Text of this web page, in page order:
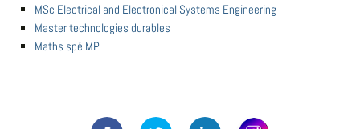
MSc Electrical and Electronical Systems Engineering
Master technologies durables
Maths spé MP